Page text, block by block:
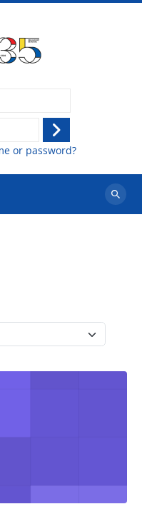
Log
in
or password?
Search